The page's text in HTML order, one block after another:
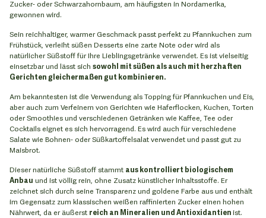
Zucker- oder Schwarzahornbaum, am häufigsten in Nordamerika,
gewonnen wird.
Sein reichhaltiger, warmer Geschmack passt perfekt zu Pfannkuchen zum
Frühstück, verleiht süßen Desserts eine zarte Note oder wird als
natürlicher Süßstoff für Ihre Lieblingsgetränke verwendet. Es ist vielseitig
einsetzbar und lässt sich sowohl mit süßen als auch mit herzhaften
Gerichten gleichermaßen gut kombinieren.
Am bekanntesten ist die Verwendung als Topping für Pfannkuchen und Eis,
aber auch zum Verfeinern von Gerichten wie Haferflocken, Kuchen, Torten
oder Smoothies und verschiedenen Getränken wie Kaffee, Tee oder
Cocktails eignet es sich hervorragend. Es wird auch für verschiedene
Salate wie Bohnen- oder Süßkartoffelsalat verwendet und passt gut zu
Maisbrot.
Dieser natürliche Süßstoff stammt aus kontrolliert biologischem
Anbau und ist völlig rein, ohne Zusatz künstlicher Inhaltsstoffe. Er
zeichnet sich durch seine Transparenz und goldene Farbe aus und enthält
im Gegensatz zum klassischen weißen raffinierten Zucker einen hohen
Nährwert, da er äußerst reich an Mineralien und Antioxidantienist.